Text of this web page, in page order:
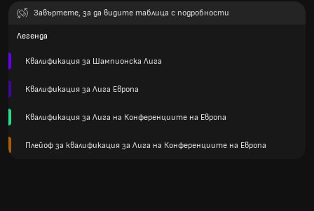
Завъртете, за да видите таблица с подробности
Легенда
Квалификация за Шампионска Лига
Квалификация за Лига Европа
Квалификация за Лига на Конференциите на Европа
Плейоф за квалификация за Лига на Конференциите на Европа